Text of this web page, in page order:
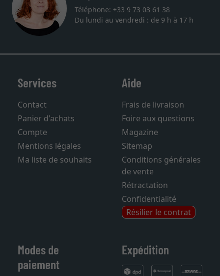
Janyce - Conseil et service clientèle
Téléphone: +33 9 73 03 61 38
Services
Contact
Panier d'achats
Compte
Mentions légales
Aide
Frais de livraison
Foire aux questions
Magazine
Sitemap
Conditions générales
de vente
Rétractation
Confidentialité
Résilier le contrat
Modes de
Expédition